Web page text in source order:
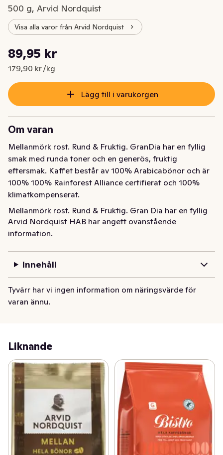
500 g, Arvid Nordquist
Visa alla varor från Arvid Nordquist
Nuvarande pris är: 89,95 kr
89,95 kr
179,90 kr /kg
Styckpris: 179,90 kr /kg
Lägg till i varukorgen
Om varan
Mellanmörk rost. Rund & Fruktig. GranDia har en fyllig
smak med runda toner och en generös, fruktig
eftersmak. Kaffet består av 100% Arabicabönor och är
100% 100% Rainforest Alliance certifierat och 100%
klimatkompenserat.
Mellanmörk rost. Rund & Fruktig. Gran Dia har en fyllig
smak med runda toner och en generös, fruktig
eftersmak. Kaffet består av 100% Arabicabönor och är
Arvid Nordquist HAB har angett ovanstående
information.
Innehåll
Tyvärr har vi ingen information om näringsvärde för
varan ännu.
Liknande